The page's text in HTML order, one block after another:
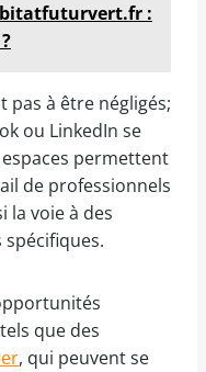
:
pas à être négligés;
ou LinkedIn se
permettent
de professionnels
la voie à des
spécifiques.
que des
, qui peuvent se